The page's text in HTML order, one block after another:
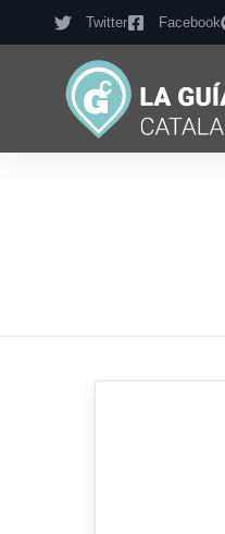
Twitter Facebook